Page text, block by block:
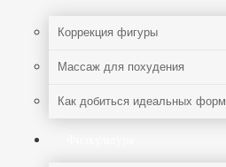
Коррекция фигуры
Массаж для похудения
Как добиться идеальных форм